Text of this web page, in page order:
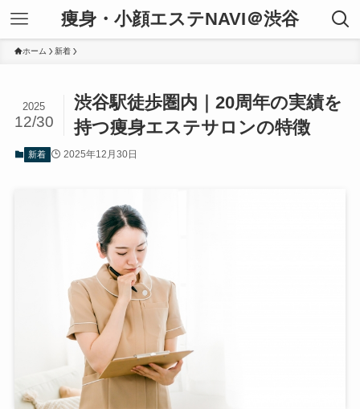
痩身・小顔エステNAVI＠渋谷
ホーム 新着
渋谷駅徒歩圏内｜20周年の実績を
持つ痩身エステサロンの特徴
2025
12/30
新着 2025年12月30日